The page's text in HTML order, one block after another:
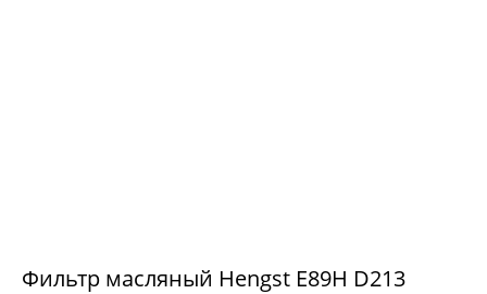
Фильтр масляный Hengst E89H D213